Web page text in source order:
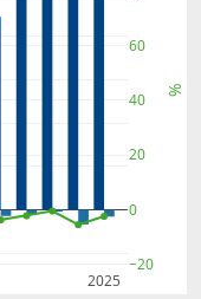
2025
−20
0
20
40
60
%